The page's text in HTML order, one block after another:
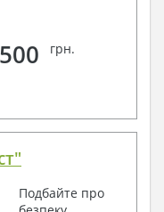
грн.
Подбайте про